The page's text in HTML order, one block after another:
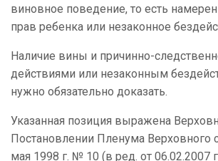
виновное поведение, то есть
прав ребенка или незаконное
Наличие вины и причинно-
действиями или незаконным
нужно обязательно доказать.
Указанная позиция выражена
Постановлении Пленума Верховного
мая 1998 г. № 10 (в ред. от 06.02.2007